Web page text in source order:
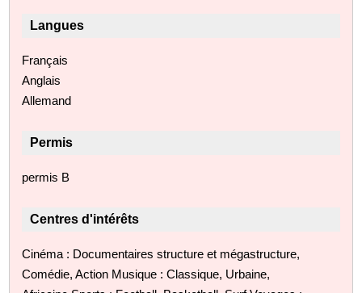
Langues
Français
Anglais
Allemand
Permis
permis B
Centres d'intérêts
Cinéma : Documentaires structure et mégastructure,
Comédie, Action Musique : Classique, Urbaine,